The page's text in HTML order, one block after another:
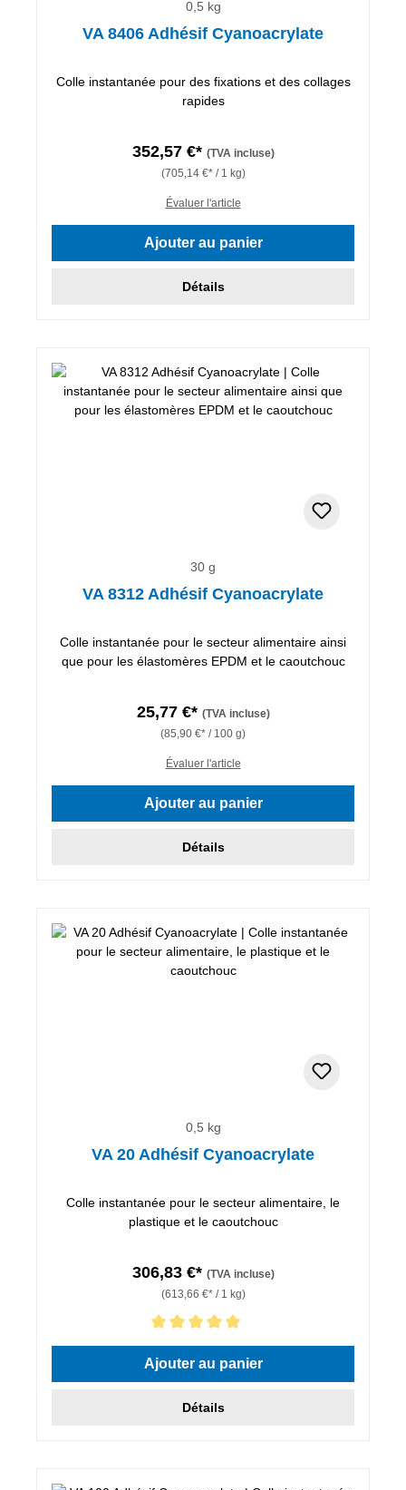
0,5 kg
VA 8406 Adhésif Cyanoacrylate
Colle instantanée pour des fixations et des collages
rapides
352,57 €* (TVA incluse)
(705,14 €* / 1 kg)
Évaluer l'article
Ajouter au panier
Détails
30 g
VA 8312 Adhésif Cyanoacrylate
Colle instantanée pour le secteur alimentaire ainsi
que pour les élastomères EPDM et le caoutchouc
25,77 €* (TVA incluse)
(85,90 €* / 100 g)
Évaluer l'article
Ajouter au panier
Détails
0,5 kg
VA 20 Adhésif Cyanoacrylate
Colle instantanée pour le secteur alimentaire, le
plastique et le caoutchouc
306,83 €* (TVA incluse)
(613,66 €* / 1 kg)
Note moyenne de 5 sur 5 étoiles
Ajouter au panier
Détails